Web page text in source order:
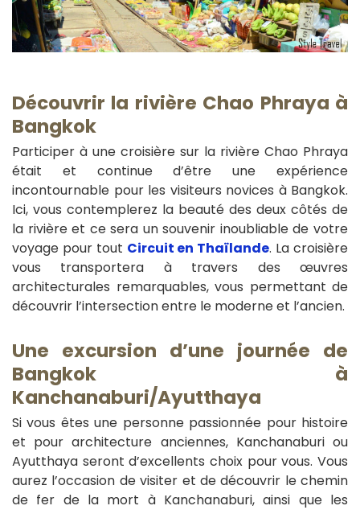
Découvrir la rivière Chao Phraya à
Bangkok
Participer à une croisière sur la rivière Chao Phraya
était et continue d’être une expérience
incontournable pour les visiteurs novices à Bangkok.
Ici, vous contemplerez la beauté des deux côtés de
la rivière et ce sera un souvenir inoubliable de votre
voyage pour tout Circuit en Thaïlande. La croisière
vous transportera à travers des œuvres
architecturales remarquables, vous permettant de
découvrir l’intersection entre le moderne et l’ancien.
Une excursion d’une journée de
Bangkok à
Kanchanaburi/Ayutthaya
Si vous êtes une personne passionnée pour histoire
et pour architecture anciennes, Kanchanaburi ou
Ayutthaya seront d’excellents choix pour vous. Vous
aurez l’occasion de visiter et de découvrir le chemin
de fer de la mort à Kanchanaburi, ainsi que les